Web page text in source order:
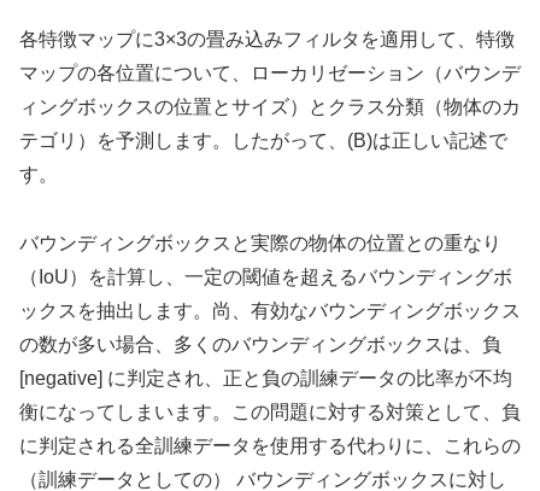
各特徴マップに3×3の畳み込みフィルタを適用して、特徴
マップの各位置について、ローカリゼーション（バウンデ
ィングボックスの位置とサイズ）とクラス分類（物体のカ
テゴリ）を予測します。したがって、(B)は正しい記述で
す。
バウンディングボックスと実際の物体の位置との重なり
（IoU）を計算し、一定の閾値を超えるバウンディングボ
ックスを抽出します。尚、有効なバウンディングボックス
の数が多い場合、多くのバウンディングボックスは、負
[negative] に判定され、正と負の訓練データの比率が不均
衡になってしまいます。この問題に対する対策として、負
に判定される全訓練データを使用する代わりに、これらの
（訓練データとしての） バウンディングボックスに対し